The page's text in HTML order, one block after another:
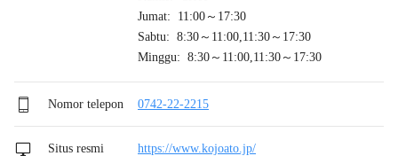
Jumat: 11:00～17:30
Sabtu: 8:30～11:00,11:30～17:30
Minggu: 8:30～11:00,11:30～17:30
Nomor telepon 0742-22-2215
Situs resmi https://www.kojoato.jp/